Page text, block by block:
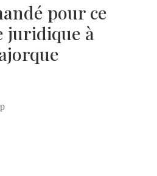
pour ce
juridique à